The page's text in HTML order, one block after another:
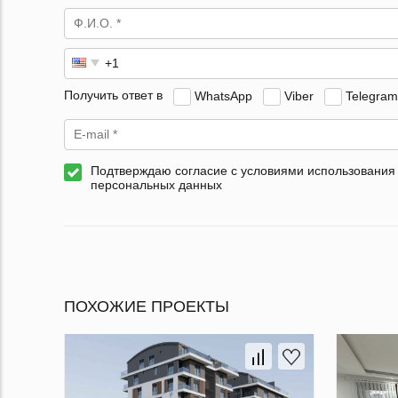
Получить ответ в WhatsApp Viber Telegram
Подтверждаю согласие с условиями использования
персональных данных
ПОХОЖИЕ ПРОЕКТЫ